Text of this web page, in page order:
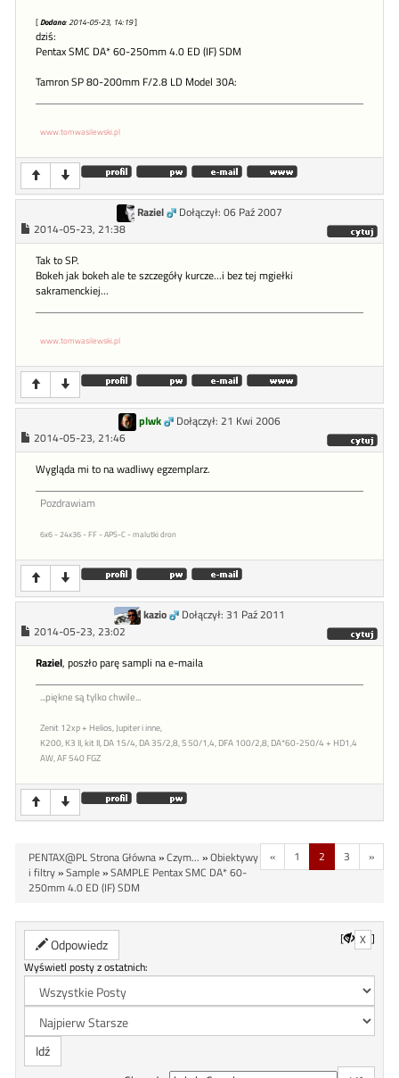
[ Dodano: 2014-05-23, 14:19]
dziś:
Pentax SMC DA* 60-250mm 4.0 ED (IF) SDM
Tamron SP 80-200mm F/2.8 LD Model 30A:
www.tomwasilewski.pl
Raziel
Dołączył: 06 Paź 2007
2014-05-23, 21:38
Tak to SP.
Bokeh jak bokeh ale te szczegóły kurcze...i bez tej mgiełki
sakramenckiej...
www.tomwasilewski.pl
plwk
Dołączył: 21 Kwi 2006
2014-05-23, 21:46
Wygląda mi to na wadliwy egzemplarz.
Pozdrawiam
6x6 - 24x36 - FF - APS-C - malutki dron
kazio
Dołączył: 31 Paź 2011
2014-05-23, 23:02
Raziel, poszło parę sampli na e-maila
...piękne są tylko chwile...
Zenit 12xp + Helios, Jupiter i inne,
K200, K3 II, kit II, DA 15/4, DA 35/2,8, S 50/1,4, DFA 100/2,8, DA*60-250/4 + HD1,4
AW, AF 540 FGZ
« 1 2 3 »
PENTAX@PL Strona Główna»Czym... »Obiektywy
i filtry»Sample»SAMPLE Pentax SMC DA* 60-
250mm 4.0 ED (IF) SDM
Odpowiedz [ X ]
Wyświetl posty z ostatnich: